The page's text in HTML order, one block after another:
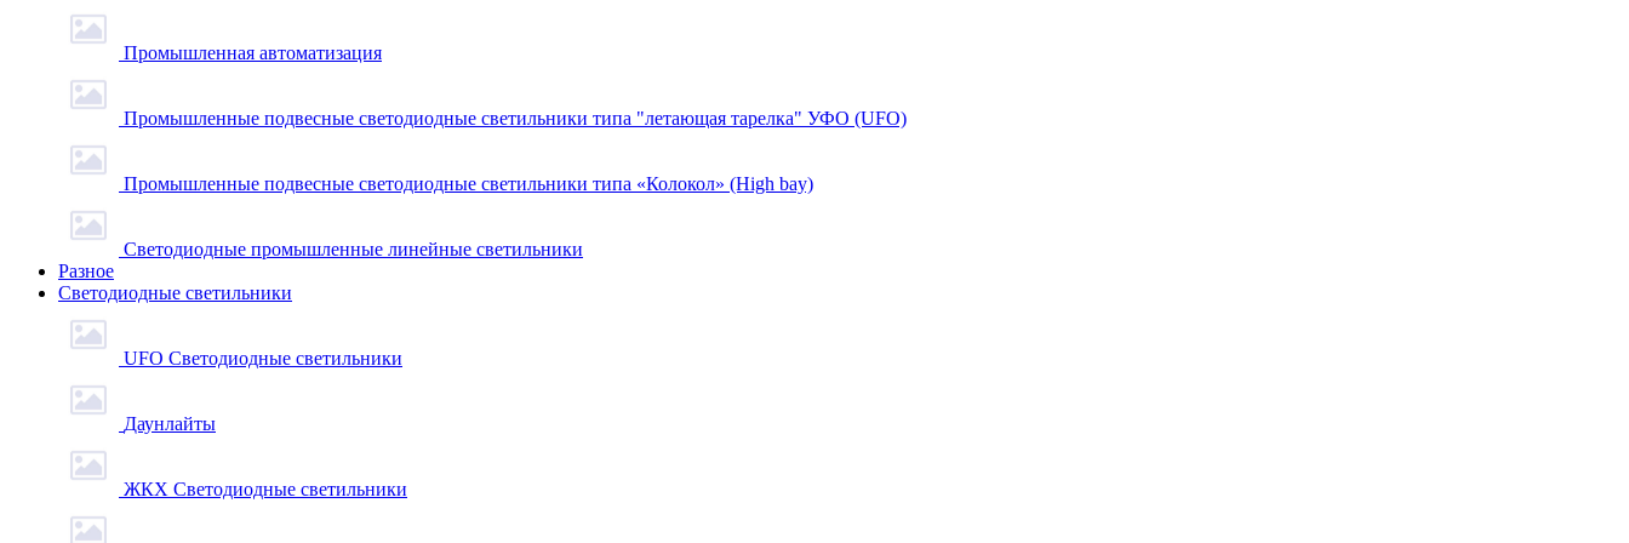
Промышленная автоматизация
Промышленные подвесные cветодиодные светильники типа "летающая тарелка" УФО (UFO)
Промышленные подвесные cветодиодные светильники типа «Колокол» (High bay)
Светодиодные промышленные линейные светильники
Разное
Светодиодные светильники
UFO Светодиодные светильники
Даунлайты
ЖКХ Светодиодные светильники